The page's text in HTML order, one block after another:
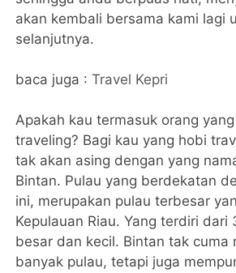
akan kembali bersama kami lagi
selanjutnya.
baca juga :Travel Kepri
Apakah kau termasuk orang
traveling? Bagi kau yang hobi
tak akan asing dengan yang
Bintan. Pulau yang berdekatan
ini, merupakan pulau terbesar
Kepulauan Riau. Yang terdiri dari
besar dan kecil. Bintan tak cuma
banyak pulau, tetapi juga